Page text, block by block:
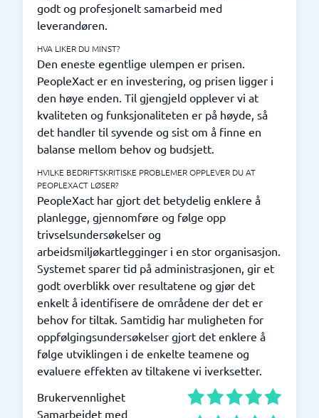
godt og profesjonelt samarbeid med
leverandøren.
HVA LIKER DU MINST?
Den eneste egentlige ulempen er prisen.
PeopleXact er en investering, og prisen ligger i
den høye enden. Til gjengjeld opplever vi at
kvaliteten og funksjonaliteten er på høyde, så
det handler til syvende og sist om å finne en
balanse mellom behov og budsjett.
HVILKE BEDRIFTSKRITISKE PROBLEMER OPPLEVER DU AT
PEOPLEXACT LØSER?
PeopleXact har gjort det betydelig enklere å
planlegge, gjennomføre og følge opp
trivselsundersøkelser og
arbeidsmiljøkartlegginger i en stor organisasjon.
Systemet sparer tid på administrasjonen, gir et
godt overblikk over resultatene og gjør det
enkelt å identifisere de områdene der det er
behov for tiltak. Samtidig har muligheten for
oppfølgingsundersøkelser gjort det enklere å
følge utviklingen i de enkelte teamene og
evaluere effekten av tiltakene vi iverksetter.
Brukervennlighet
Samarbeidet med